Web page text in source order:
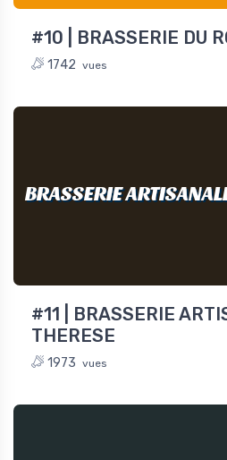
#10 | BRASSERIE DU
1742 vues
BRASSERIE
#11 | BRASSERIE
THERESE
1973 vues